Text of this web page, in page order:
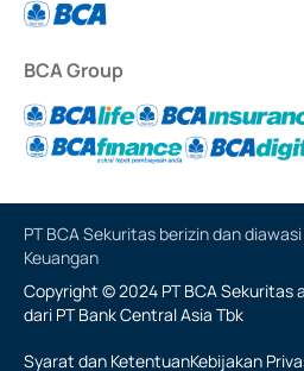
BCA Group
PT BCA Sekuritas berizin dan
Keuangan
Copyright © 2024 PT BCA Sekuritas
dari PT Bank Central Asia Tbk
Syarat dan KetentuanKebijakan